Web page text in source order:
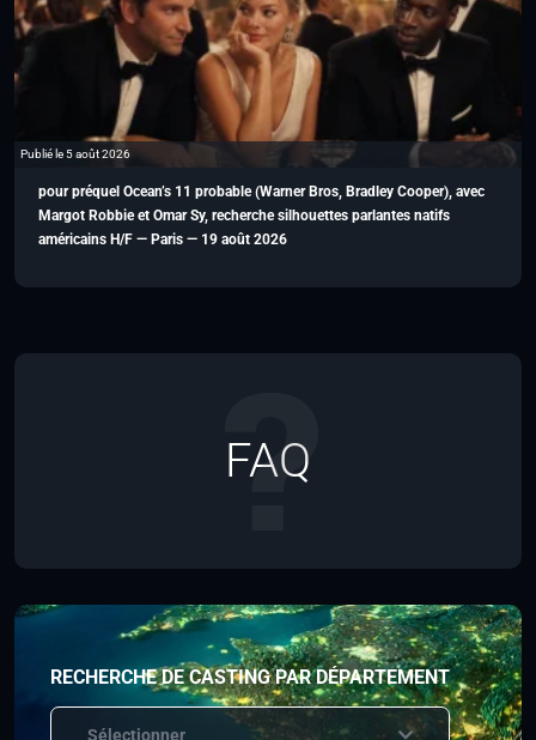
Publié le 5 août 2026
pour préquel Ocean’s 11 probable (Warner Bros, Bradley Cooper), avec
Margot Robbie et Omar Sy, recherche silhouettes parlantes natifs
américains H/F — Paris — 19 août 2026
FAQ
RECHERCHE DE CASTING PAR DÉPARTEMENT
Sélectionner